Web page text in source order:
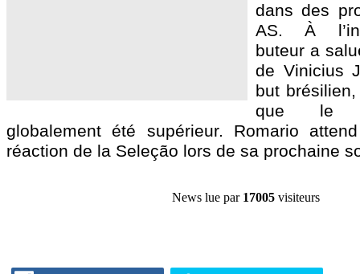
dans des
AS. À
buteur a
de Vinicius
but
que le
globalement été supérieur. Romario
réaction de la Seleção lors de sa prochaine
News lue par 17005 visiteurs